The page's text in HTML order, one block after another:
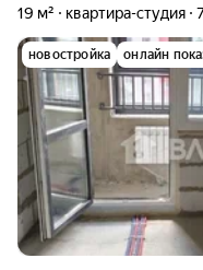
19 м² квартира-студия
новостройка онлайн